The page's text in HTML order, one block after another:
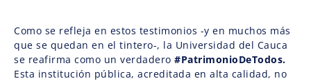
Como se refleja en estos testimonios -y en muchos más
que se quedan en el tintero-, la Universidad del Cauca
se reafirma como un verdadero #PatrimonioDeTodos.
Esta institución pública, acreditada en alta calidad, no